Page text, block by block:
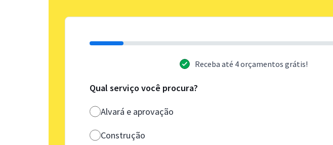
Receba até 4 orçamentos grátis!
Qual serviço você procura?
Alvará e aprovação
Construção